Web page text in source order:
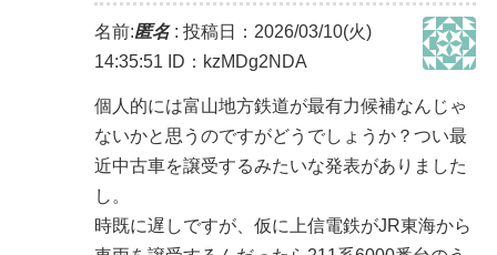
名前:匿名: 投稿日：2026/03/10(火)
14:35:51
ID：kzMDg2NDA
個人的には富山地方鉄道が最有力候補なんじゃ
ないかと思うのですがどうでしょうか？つい最
近中古車を譲受するみたいな発表がありました
し。
時既に遅しですが、仮に上信電鉄がJR東海から